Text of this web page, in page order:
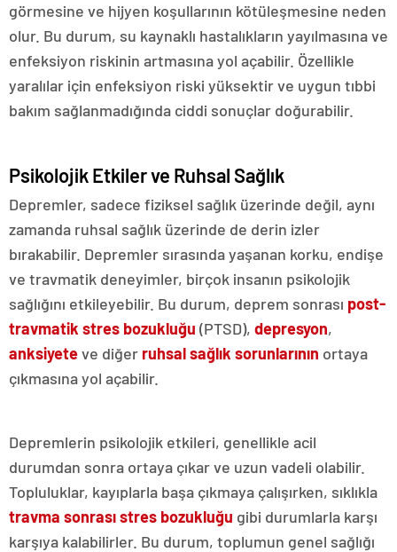
görmesine ve hijyen koşullarının kötüleşmesine neden
olur. Bu durum, su kaynaklı hastalıkların yayılmasına ve
enfeksiyon riskinin artmasına yol açabilir. Özellikle
yaralılar için enfeksiyon riski yüksektir ve uygun tıbbi
bakım sağlanmadığında ciddi sonuçlar doğurabilir.
Psikolojik Etkiler ve Ruhsal Sağlık
Depremler, sadece fiziksel sağlık üzerinde değil, aynı
zamanda ruhsal sağlık üzerinde de derin izler
bırakabilir. Depremler sırasında yaşanan korku, endişe
ve travmatik deneyimler, birçok insanın psikolojik
sağlığını etkileyebilir. Bu durum, deprem sonrası post-
travmatik stres bozukluğu (PTSD), depresyon,
anksiyeteve diğer ruhsal sağlık sorunlarının ortaya
çıkmasına yol açabilir.
Depremlerin psikolojik etkileri, genellikle acil
durumdan sonra ortaya çıkar ve uzun vadeli olabilir.
Topluluklar, kayıplarla başa çıkmaya çalışırken, sıklıkla
travma sonrası stres bozukluğu gibi durumlarla karşı
karşıya kalabilirler. Bu durum, toplumun genel sağlığı